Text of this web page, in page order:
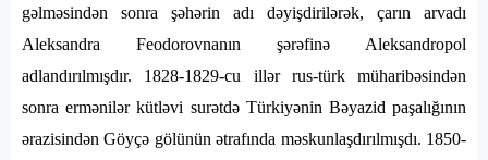
gəlməsindən sonra şəhərin adı dəyişdirilərək, çarın arvadı
Aleksandra Feodorovnanın şərəfinə Aleksandropol
adlandırılmışdır. 1828-1829-cu illər rus-türk müharibəsindən
sonra ermənilər kütləvi surətdə Türkiyənin Bəyazid paşalığının
ərazisindən Göyçə gölünün ətrafında məskunlaşdırılmışdı. 1850-